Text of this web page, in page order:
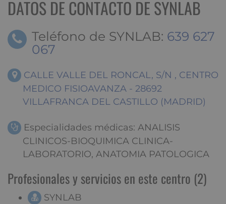
DATOS DE CONTACTO DE SYNLAB
Teléfono de SYNLAB: 639 627
067
CALLE VALLE DEL RONCAL, S/N , CENTRO
MEDICO FISIOAVANZA - 28692
VILLAFRANCA DEL CASTILLO (MADRID)
Especialidades médicas: ANALISIS
CLINICOS-BIOQUIMICA CLINICA-
LABORATORIO, ANATOMIA PATOLOGICA
Profesionales y servicios en este centro (2)
SYNLAB